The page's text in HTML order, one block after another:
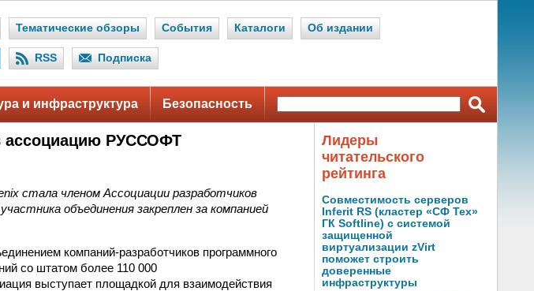
Тематические обзоры События Каталоги Об издании
RSS Подписка
и инфраструктура Безопасность
ассоциацию РУССОФТ
стала членом Ассоциации разработчиков
объединения закреплен за компанией
компаний-разработчиков программного
со штатом более 110 000
выступает площадкой для взаимодействия
Лидеры
читательского
рейтинга
Совместимость серверов
Inferit RS (кластер «СФ Тех»
ГК Softline) с системой
защищенной
виртуализации zVirt
поможет строить
доверенные
инфраструктуры